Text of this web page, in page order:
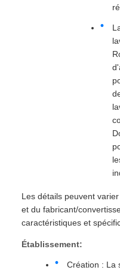
Les détails peuvent
et du fabricant/
caractéristiques et
Établissement:
Création : La